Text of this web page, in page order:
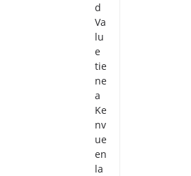
d
Va
lu
e
tie
ne
a
Ke
nv
ue
en
la